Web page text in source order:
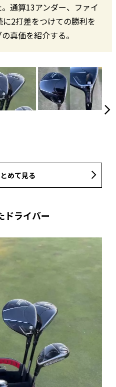
通算13アンダー、ファイ
2打差をつけての勝利を
真価を紹介する。
めて見る
ドライバー